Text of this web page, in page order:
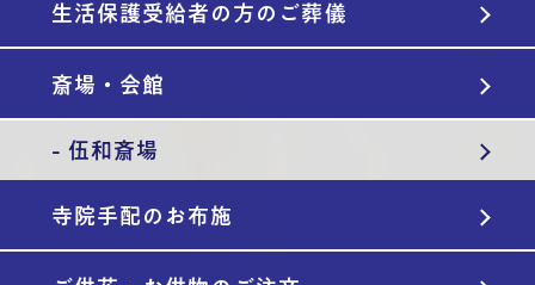
生活保護受給者の方のご葬儀
斎場・会館
- 伍和斎場
寺院手配のお布施